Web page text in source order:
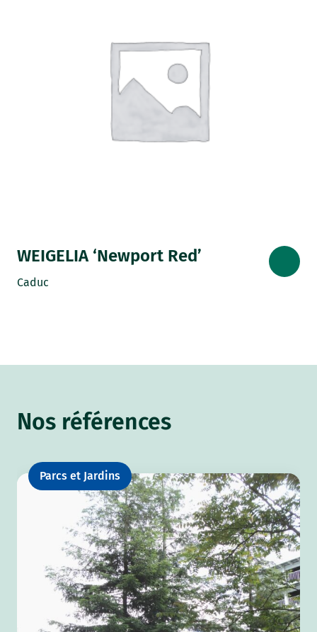
WEIGELIA ‘Newport Red’
Caduc
Nos références
Parcs et Jardins